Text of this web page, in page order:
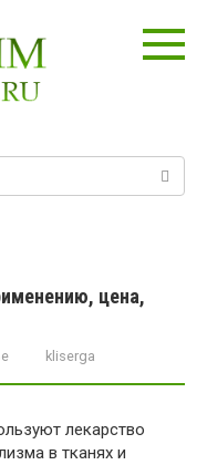
цена,
kliserga
лекарство
в тканях и